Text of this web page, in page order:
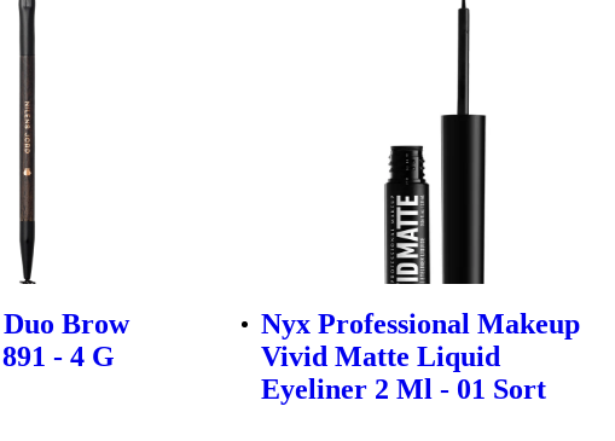
Brow
- 4 G
Nyx Professional Makeup
Vivid Matte Liquid
Eyeliner 2 Ml - 01 Sort